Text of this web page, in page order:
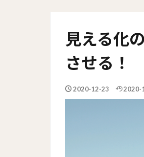
見える化
させる！
2020-12-23 2020-